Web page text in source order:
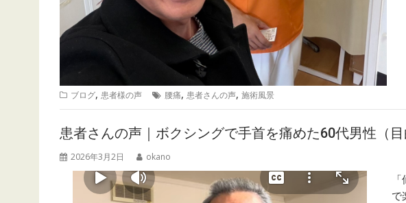
ブログ, 患者様の声 腰痛, 患者さんの声, 施術風景
患者さんの声｜ボクシングで手首を痛めた60代男性（目
2026年3月2日 okano
で